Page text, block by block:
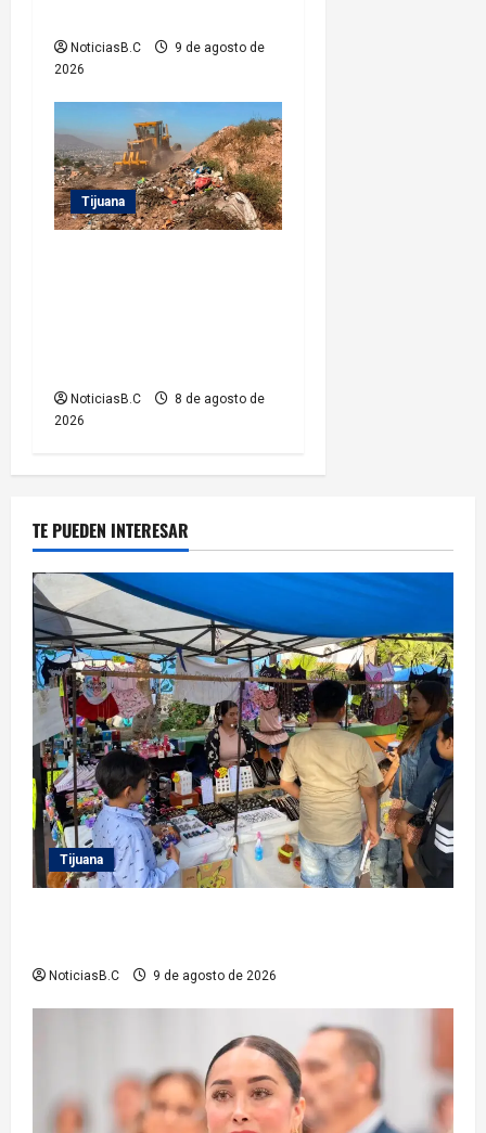
NoticiasB.C
9 de agosto de
2026
Tijuana
NoticiasB.C
8 de agosto de
2026
TE PUEDEN INTERESAR
Tijuana
NoticiasB.C 9 de agosto de 2026